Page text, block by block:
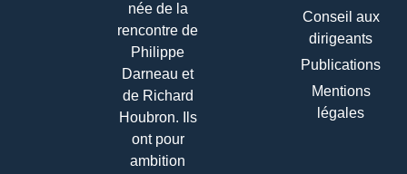
née de la
rencontre de
Philippe
Darneau et
de Richard
Houbron. Ils
ont pour
ambition
Conseil aux
dirigeants
Publications
Mentions
légales